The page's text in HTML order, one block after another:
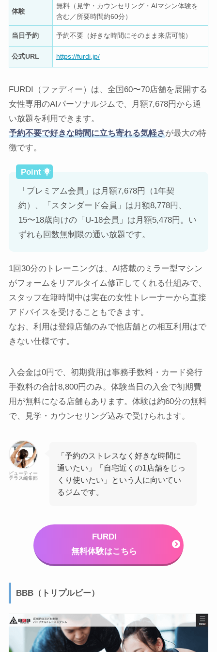
体験
無料（見学・カウンセリング・AIマシン体験を
含む／所要時間約60分）
当日予約 予約不要（好きな時間にそのまま来店可能）
公式URL https://furdi.jp/
FURDI（ファディー）は、全国60〜70店舗を展開する
女性専用のAIパーソナルジムで、月額7,678円から通
い放題を利用できます。
予約不要で好きな時間に立ち寄れる気軽さが最大の特
徴です。
「プレミアム会員」は月額7,678円（1年契
約）、「スタンダード会員」は月額8,778円、
15〜18歳向けの「U-18会員」は月額5,478円。い
ずれも回数無制限の通い放題です。
1回30分のトレーニングは、AI搭載のミラー型マシン
がフォームをリアルタイム修正してくれる仕組みで、
スタッフ在籍時間中は実在の女性トレーナーから直接
アドバイスを受けることもできます。
なお、利用は登録店舗のみで他店舗との相互利用はで
きない仕様です。
入会金は0円で、初期費用は事務手数料・カード発行
手数料の合計8,800円のみ。体験当日の入会で初期費
用が無料になる店舗もあります。体験は約60分の無料
で、見学・カウンセリング込みで受けられます。
ビューティー
テラス編集部
「予約のストレスなく好きな時間に
通いたい」「自宅近くの1店舗をじっ
くり使いたい」という人に向いてい
るジムです。
FURDI
無料体験はこちら
BBB（トリプルビー）